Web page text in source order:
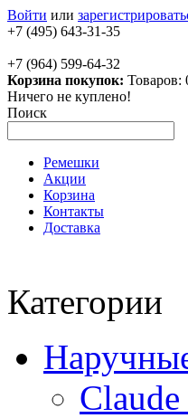
Войти или
+7 (495) 643-31-35
+7 (964) 599-64-32
Корзина покупок: Товаров:
Ничего не куплено!
Поиск
Ремешки
Акции
Корзина
Контакты
Доставка
Категории